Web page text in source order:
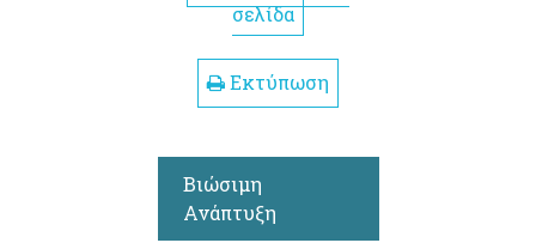
σελίδα
Εκτύπωση
Βιώσιμη
Ανάπτυξη